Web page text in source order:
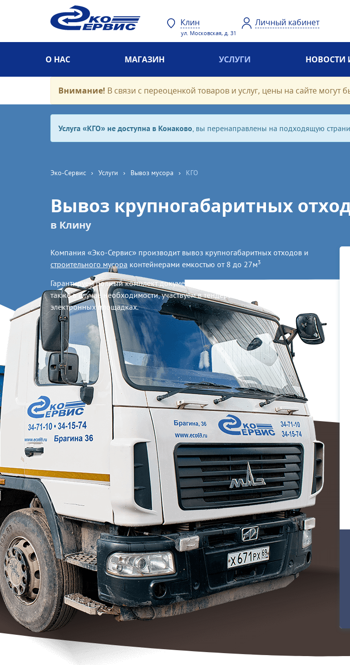
Клин
ул. Московская, д. 31
Личный кабинет
О НАС МАГАЗИН УСЛУГИ НОВОСТИ
Внимание! В связи с переоценкой товаров и услуг, цены на сайте могут
Услуга «КГО» не доступна в Конаково, вы перенаправлены на подходящую
Эко-Cервис › Услуги › Вывоз мусора › КГО
Вывоз крупногабаритных
в Клину
Компания «Эко-Сервис» производит вывоз крупногабаритных отходов и
строительного мусора контейнерами емкостью от 8 до 27м3
Гарантируем полный комплект документов и высокий уровень обслуживания,
также в случае необходимости, участвуем в тендерах и аукционах на любых
электронных площадках.